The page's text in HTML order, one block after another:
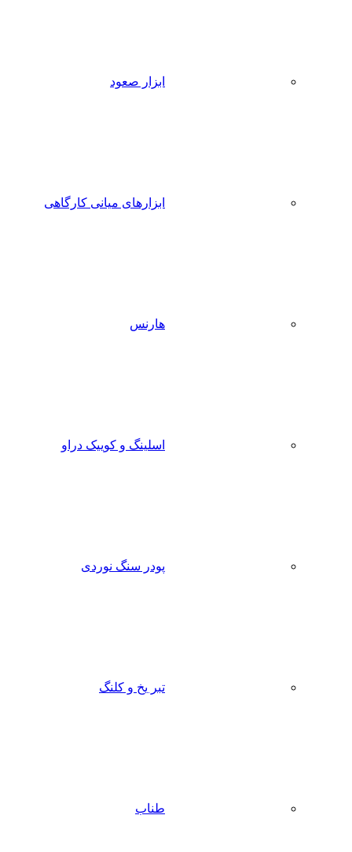
ابزار صعود
ابزارهای میانی کارگاهی
هارنس
اسلینگ و کوییک دراو
پودر سنگ نوردی
تبر یخ و کلنگ
طناب